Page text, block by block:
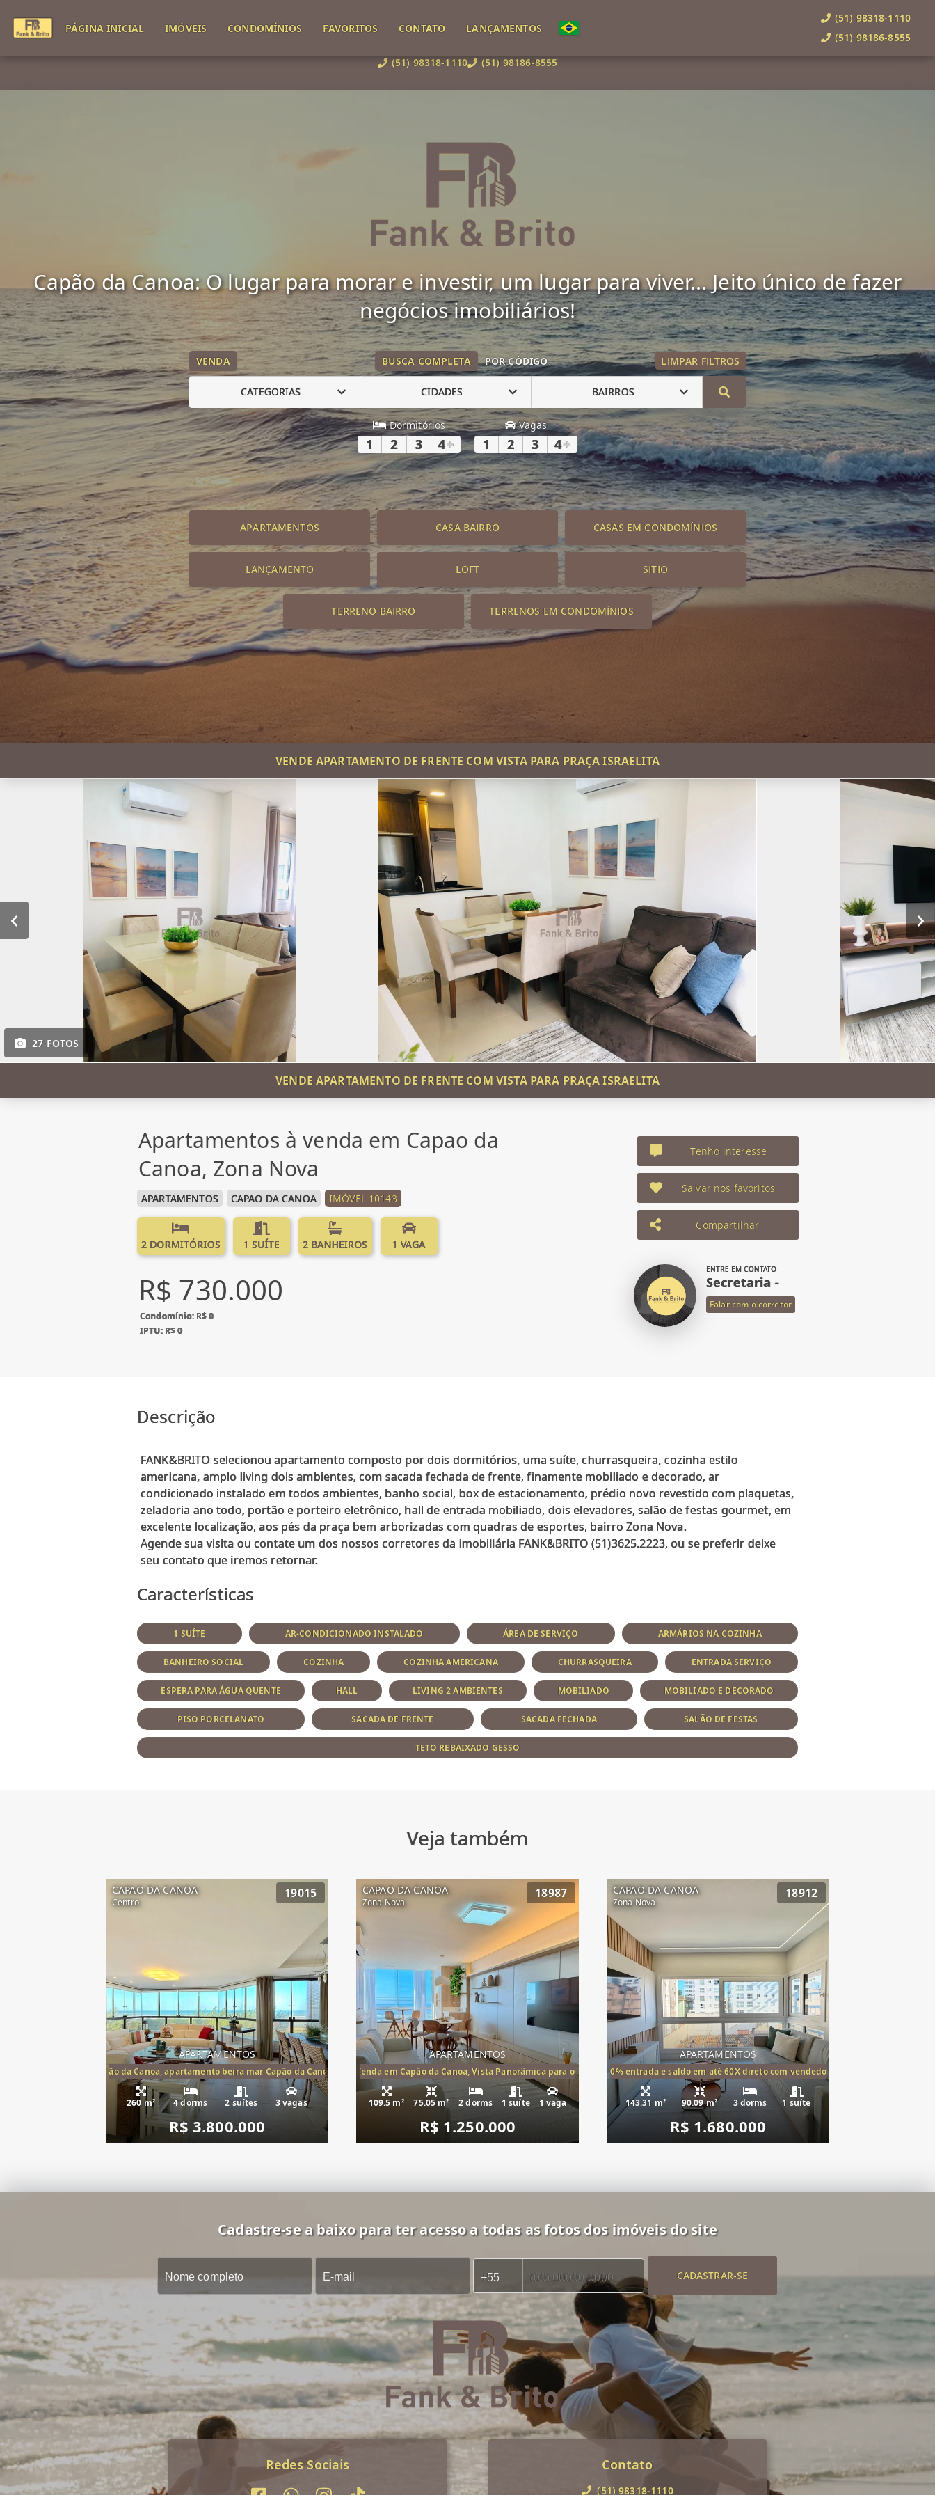
(51) 98318-1110 (51) 98186-8555
PÁGINA INICIAL IMÓVEIS CONDOMÍNIOS FAVORITOS CONTATO LANÇAMENTOS
(51) 98318-1110
(51) 98186-8555
Capão da Canoa: O lugar para morar e investir, um lugar para viver... Jeito único de fazer
negócios imobiliários!
VENDA BUSCA COMPLETA POR CÓDIGO LIMPAR FILTROS
CATEGORIAS CIDADES BAIRROS
Dormitórios
1 2 3 4+
Vagas
1 2 3 4+
APARTAMENTOS CASA BAIRRO CASAS EM CONDOMÍNIOS
LANÇAMENTO LOFT SITIO
TERRENO BAIRRO TERRENOS EM CONDOMÍNIOS
VENDE APARTAMENTO DE FRENTE COM VISTA PARA PRAÇA ISRAELITA
27 FOTOS
VENDE APARTAMENTO DE FRENTE COM VISTA PARA PRAÇA ISRAELITA
Apartamentos à venda em Capao da
Canoa, Zona Nova
APARTAMENTOS CAPAO DA CANOA IMÓVEL 10143
2 DORMITÓRIOS 1 SUÍTE 2 BANHEIROS 1 VAGA
R$ 730.000
Condomínio: R$ 0
IPTU: R$ 0
Tenho interesse
Salvar nos favoritos
Compartilhar
ENTRE EM CONTATO
Secretaria -
Falar com o corretor
Descrição
FANK&BRITO selecionou apartamento composto por dois dormitórios, uma suíte, churrasqueira, cozinha estilo
americana, amplo living dois ambientes, com sacada fechada de frente, finamente mobiliado e decorado, ar
condicionado instalado em todos ambientes, banho social, box de estacionamento, prédio novo revestido com plaquetas,
zeladoria ano todo, portão e porteiro eletrônico, hall de entrada mobiliado, dois elevadores, salão de festas gourmet, em
excelente localização, aos pés da praça bem arborizadas com quadras de esportes, bairro Zona Nova.
Agende sua visita ou contate um dos nossos corretores da imobiliária FANK&BRITO (51)3625.2223, ou se preferir deixe
seu contato que iremos retornar.
Características
1 SUÍTE AR-CONDICIONADO INSTALADO ÁREA DE SERVIÇO ARMÁRIOS NA COZINHA
BANHEIRO SOCIAL COZINHA COZINHA AMERICANA CHURRASQUEIRA ENTRADA SERVIÇO
ESPERA PARA ÁGUA QUENTE HALL LIVING 2 AMBIENTES MOBILIADO MOBILIADO E DECORADO
PISO PORCELANATO SACADA DE FRENTE SACADA FECHADA SALÃO DE FESTAS
TETO REBAIXADO GESSO
Veja também
CAPAO DA CANOA
Centro
19015
APARTAMENTOS
frente mar Capão da Canoa, apartamento beira mar Capão da Canoa, apartamento à venda Cap
260 m² 4 dorms 2 suítes 3 vagas
R$ 3.800.000
CAPAO DA CANOA
Zona Nova
18987
APARTAMENTOS
Apartamento Beira-Mar à Venda em Capão da Canoa, Vista Panorâmica para o Mar, 2 Dormitórios,(1suíte)
109.5 m² 75.05 m² 2 dorms 1 suíte 1 vaga
R$ 1.250.000
CAPAO DA CANOA
Zona Nova
18912
APARTAMENTOS
20% entrada e saldo em até 60X direto com vendedor
143.31 m² 90.09 m² 3 dorms 1 suíte
R$ 1.680.000
Cadastre-se a baixo para ter acesso a todas as fotos dos imóveis do site
CADASTRAR-SE
Redes Sociais Contato
(51) 98318-1110